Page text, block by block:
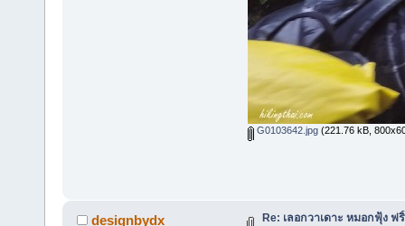
G0103642.jpg(221.76 kB,
designbydx Re: เลอกวาเดาะ หมอกฟุ้ง